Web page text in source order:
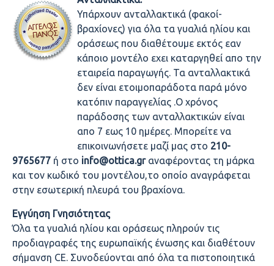
Υπάρχουν ανταλλακτικά (φακοί-
βραχίονες) για όλα τα γυαλιά ηλίου και
οράσεως που διαθέτουμε εκτός εαν
κάποιο μοντέλο εχει καταργηθεί απο την
εταιρεία παραγωγής. Τα ανταλλακτικά
δεν είναι ετοιμοπαράδοτα παρά μόνο
κατόπιν παραγγελίας .Ο χρόνος
παράδοσης των ανταλλακτικών είναι
απο 7 εως 10 ημέρες. Μπορείτε να
επικοινωνήσετε μαζί μας στο 210-
9765677 ή στο info@ottica.gr αναφέροντας τη μάρκα
και τον κωδικό του μοντέλου,το οποίο αναγράφεται
στην εσωτερική πλευρά του βραχίονα.
Εγγύηση Γνησιότητας
Όλα τα γυαλιά ηλίου και οράσεως πληρούν τις
προδιαγραφές της ευρωπαϊκής ένωσης και διαθέτουν
σήμανση CE. Συνοδεύονται από όλα τα πιστοποιητικά